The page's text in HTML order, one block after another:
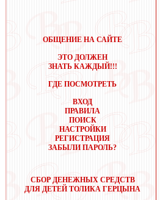
ОБЩЕНИЕ НА САЙТЕ
ЭТО ДОЛЖЕН
ЗНАТЬ КАЖДЫЙ!!!
ГДЕ ПОСМОТРЕТЬ
ВХОД
ПРАВИЛА
ПОИСК
НАСТРОЙКИ
РЕГИСТРАЦИЯ
ЗАБЫЛИ ПАРОЛЬ?
СБОР ДЕНЕЖНЫХ СРЕДСТВ
ДЛЯ ДЕТЕЙ ТОЛИКА ГЕРЦЫНА